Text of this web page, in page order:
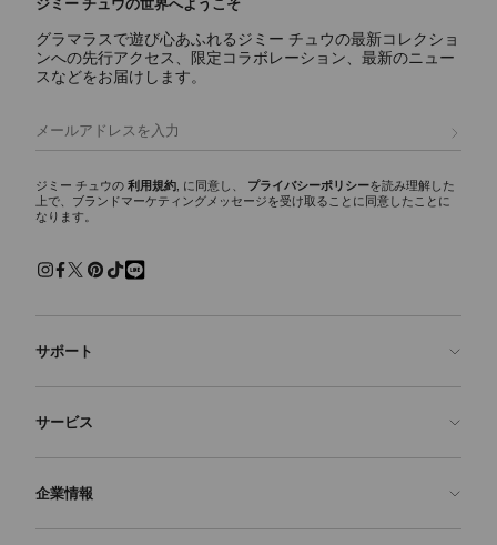
ジミー チュウの世界へようこそ
グラマラスで遊び心あふれるジミー チュウの最新コレクショ
ンへの先行アクセス、限定コラボレーション、最新のニュー
スなどをお届けします。
ジミー チュウの 利用規約, に同意し、 プライバシーポリシーを読み理解した
上で、ブランドマーケティングメッセージを受け取ることに同意したことに
なります。
サポート
よくあるご質問
返品を申請
サービス
Made-to-Order
企業情報